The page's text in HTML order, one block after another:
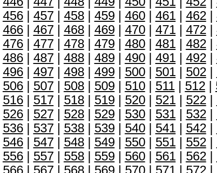
456| 457| 458| 459| 460| 461| 462|
466| 467| 468| 469| 470| 471| 472|
476| 477| 478| 479| 480| 481| 482|
486| 487| 488| 489| 490| 491| 492|
496| 497| 498| 499| 500| 501| 502|
506| 507| 508| 509| 510| 511| 512|
516| 517| 518| 519| 520| 521| 522|
526| 527| 528| 529| 530| 531| 532|
536| 537| 538| 539| 540| 541| 542|
546| 547| 548| 549| 550| 551| 552|
556| 557| 558| 559| 560| 561| 562|
566| 567| 568| 569| 570| 571| 572|